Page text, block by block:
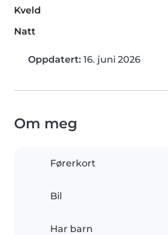
Kveld
Natt
Oppdatert: 16. juni 2026
Om meg
Førerkort
Bil
Har barn